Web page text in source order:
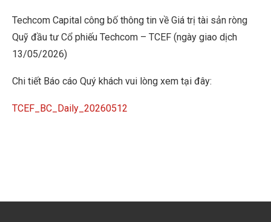
Techcom Capital công bố thông tin về Giá trị tài sản ròng
Quỹ đầu tư Cổ phiếu Techcom – TCEF (ngày giao dịch
13/05/2026)
Chi tiết Báo cáo Quý khách vui lòng xem tại đây:
TCEF_BC_Daily_20260512